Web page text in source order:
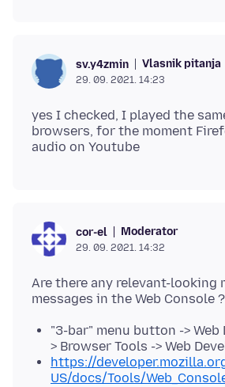
sv.y4zmin Vlasnik pitanja
29. 09. 2021. 14:23
yes I checked, I played the
browsers, for the moment
cor-el Moderator
29. 09. 2021. 14:32
Are there any relevant-looking
"3-bar" menu button -> Web
> Browser Tools -> Web
https://
US/docs/Tools/